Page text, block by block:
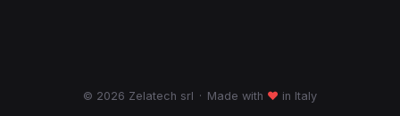
© 2026 Zelatech srl · Made with ♥ in Italy